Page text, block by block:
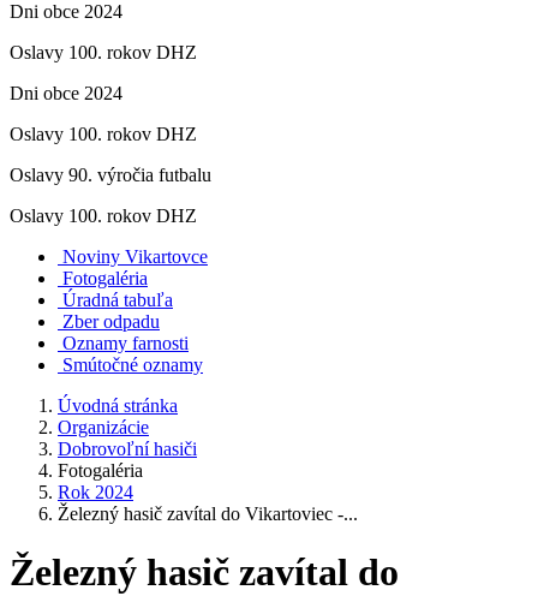
Dni obce 2024
Oslavy 100. rokov DHZ
Dni obce 2024
Oslavy 100. rokov DHZ
Oslavy 90. výročia futbalu
Oslavy 100. rokov DHZ
Noviny Vikartovce
Fotogaléria
Úradná tabuľa
Zber odpadu
Oznamy farnosti
Smútočné oznamy
Úvodná stránka
Organizácie
Dobrovoľní hasiči
Fotogaléria
Rok 2024
Železný hasič zavítal do Vikartoviec -...
Železný hasič zavítal do